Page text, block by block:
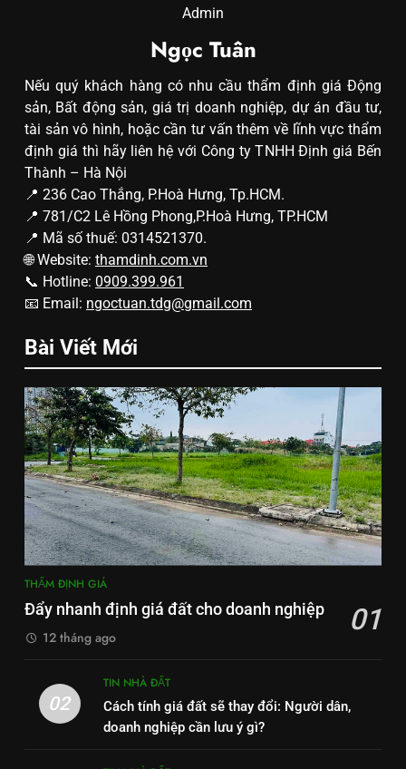
Admin
Ngọc Tuân
Nếu quý khách hàng có nhu cầu thẩm định giá Động
sản, Bất động sản, giá trị doanh nghiệp, dự án đầu tư,
tài sản vô hình, hoặc cần tư vấn thêm về lĩnh vực thẩm
định giá thì hãy liên hệ với Công ty TNHH Định giá Bến
Thành – Hà Nội
📍 236 Cao Thắng, P.Hoà Hưng, Tp.HCM.
📍 781/C2 Lê Hồng Phong,P.Hoà Hưng, TP.HCM
📍 Mã số thuế: 0314521370.
🌐 Website: thamdinh.com.vn
📞 Hotline: 0909.399.961
📧 Email: ngoctuan.tdg@gmail.com
Bài Viết Mới
THẨM ĐỊNH GIÁ
Đẩy nhanh định giá đất cho doanh nghiệp 01
12 tháng ago
02
TIN NHÀ ĐẤT
Cách tính giá đất sẽ thay đổi: Người dân,
doanh nghiệp cần lưu ý gì?